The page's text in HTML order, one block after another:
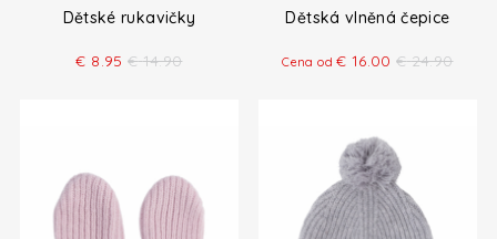
Dětské rukavičky
€ 8.95 € 14.90
Dětská vlněná čepice
Cena od€ 16.00 € 24.90